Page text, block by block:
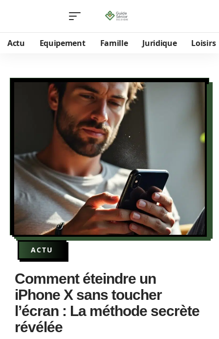
Actu Equipement Famille Juridique Loisirs
ACTU
Comment éteindre un
iPhone X sans toucher
l’écran : La méthode secrète
révélée